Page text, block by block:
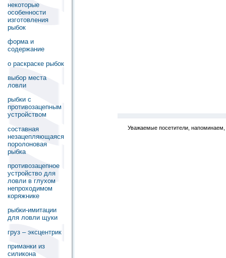
некоторые
особенности
изготовления
рыбок
форма и
содержание
о раскраске рыбок
выбор места
ловли
рыбки с
противозацепным
устройством
составная
незацепляющаяся
поролоновая
рыбка
противозацепное
устройство для
ловли в глухом
непроходимом
коряжнике
рыбки-имитации
для ловли щуки
груз – эксцентрик
приманки из
силикона
Уважаемые посетители,